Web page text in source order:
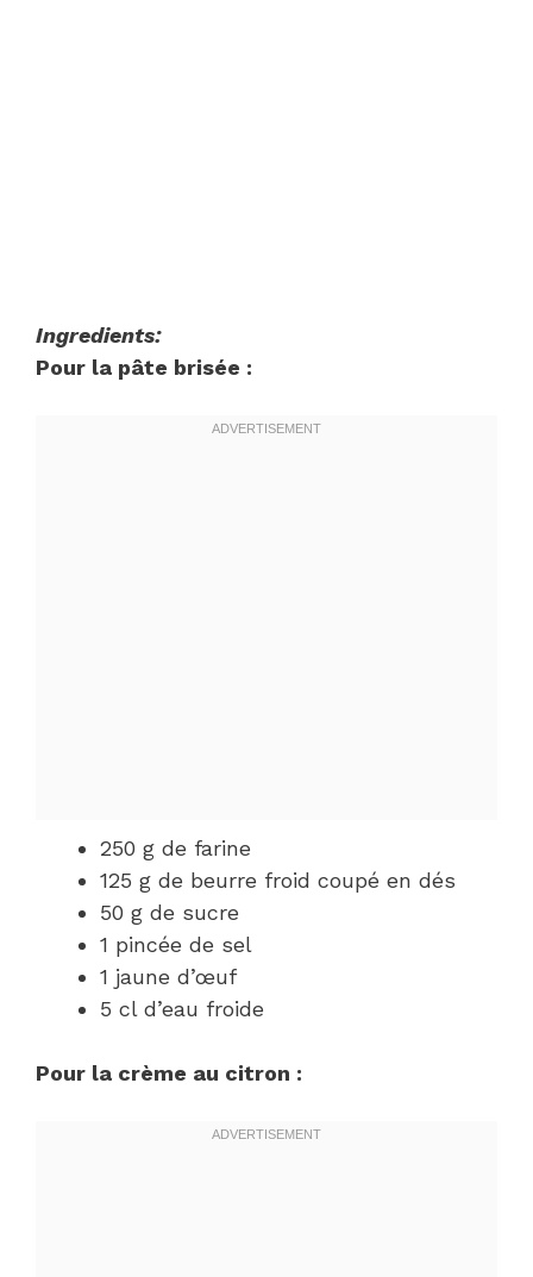
Ingredients:
Pour la pâte brisée :
250 g de farine
125 g de beurre froid coupé en dés
50 g de sucre
1 pincée de sel
1 jaune d’œuf
5 cl d’eau froide
Pour la crème au citron :